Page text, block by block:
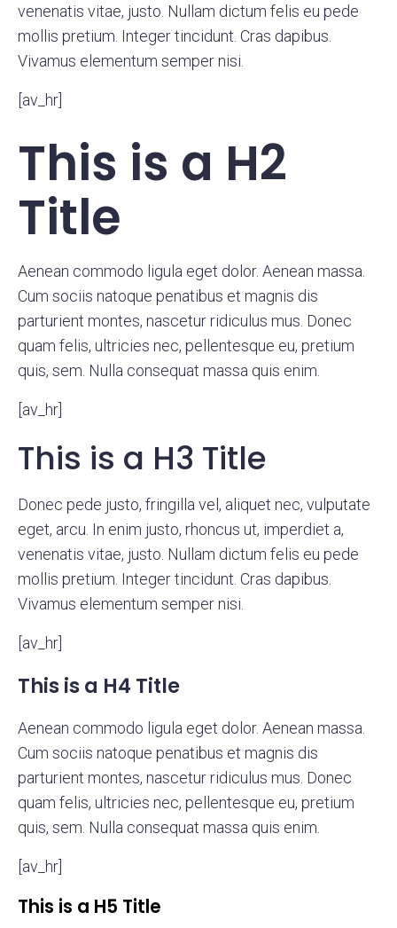
venenatis vitae, justo. Nullam dictum felis eu pede
mollis pretium. Integer tincidunt. Cras dapibus.
Vivamus elementum semper nisi.
[av_hr]
This is a H2
Title
Aenean commodo ligula eget dolor. Aenean massa.
Cum sociis natoque penatibus et magnis dis
parturient montes, nascetur ridiculus mus. Donec
quam felis, ultricies nec, pellentesque eu, pretium
quis, sem. Nulla consequat massa quis enim.
[av_hr]
This is a H3 Title
Donec pede justo, fringilla vel, aliquet nec, vulputate
eget, arcu. In enim justo, rhoncus ut, imperdiet a,
venenatis vitae, justo. Nullam dictum felis eu pede
mollis pretium. Integer tincidunt. Cras dapibus.
Vivamus elementum semper nisi.
[av_hr]
This is a H4 Title
Aenean commodo ligula eget dolor. Aenean massa.
Cum sociis natoque penatibus et magnis dis
parturient montes, nascetur ridiculus mus. Donec
quam felis, ultricies nec, pellentesque eu, pretium
quis, sem. Nulla consequat massa quis enim.
[av_hr]
This is a H5 Title